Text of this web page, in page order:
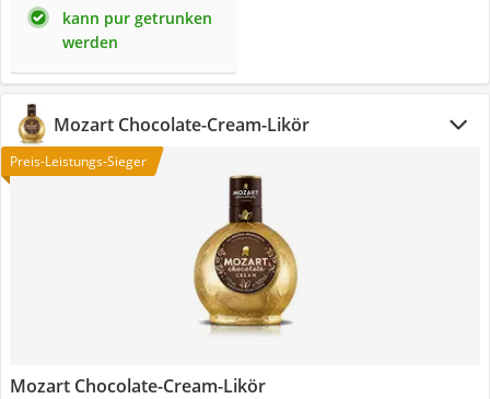
kann pur getrunken
werden
Mozart Chocolate-Cream-Likör
Preis-Leistungs-Sieger
Mozart Chocolate-Cream-Likör